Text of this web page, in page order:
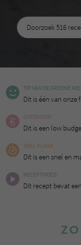
TIP VAN DE GROENE
Dit is één van
GOEDKOOP
Dit is een low
SNEL KLAAR
Dit is een snel en
RECEPTVIDEO
Dit recept bevat